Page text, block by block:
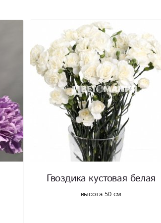
Гвоздика кустовая белая
высота 50 см